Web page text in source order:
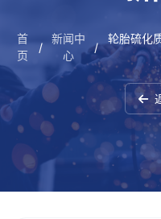
首
页
/
新闻中
心
/
轮胎硫化